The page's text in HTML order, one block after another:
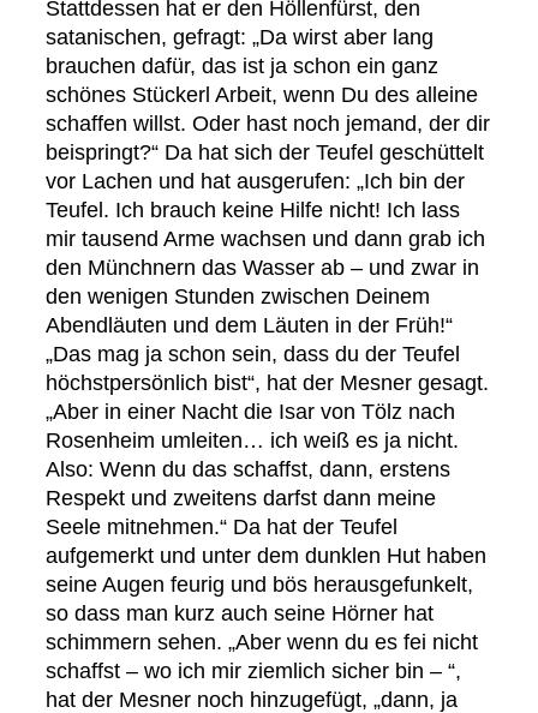
Stattdessen hat er den Höllenfürst, den
satanischen, gefragt: „Da wirst aber lang
brauchen dafür, das ist ja schon ein ganz
schönes Stückerl Arbeit, wenn Du des alleine
schaffen willst. Oder hast noch jemand, der dir
beispringt?“ Da hat sich der Teufel geschüttelt
vor Lachen und hat ausgerufen: „Ich bin der
Teufel. Ich brauch keine Hilfe nicht! Ich lass
mir tausend Arme wachsen und dann grab ich
den Münchnern das Wasser ab – und zwar in
den wenigen Stunden zwischen Deinem
Abendläuten und dem Läuten in der Früh!“
„Das mag ja schon sein, dass du der Teufel
höchstpersönlich bist“, hat der Mesner gesagt.
„Aber in einer Nacht die Isar von Tölz nach
Rosenheim umleiten… ich weiß es ja nicht.
Also: Wenn du das schaffst, dann, erstens
Respekt und zweitens darfst dann meine
Seele mitnehmen.“ Da hat der Teufel
aufgemerkt und unter dem dunklen Hut haben
seine Augen feurig und bös herausgefunkelt,
so dass man kurz auch seine Hörner hat
schimmern sehen. „Aber wenn du es fei nicht
schaffst – wo ich mir ziemlich sicher bin – “,
hat der Mesner noch hinzugefügt, „dann, ja